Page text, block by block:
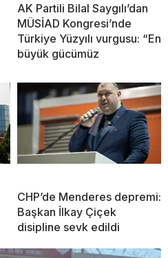
AK Partili Bilal Saygılı’dan
MÜSİAD Kongresi’nde
Türkiye Yüzyılı vurgusu: “En
büyük gücümüz
CHP’de Menderes depremi:
Başkan İlkay Çiçek
disipline sevk edildi